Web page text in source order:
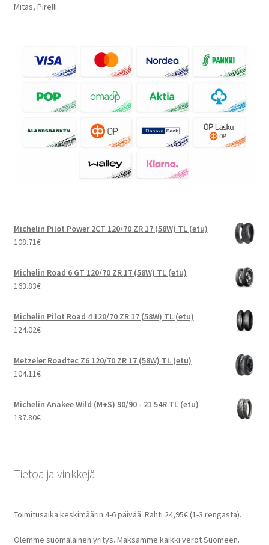
Mitas, Pirelli.
Michelin Pilot Power 2CT 120/70 ZR 17 (58W) TL (etu)
108.71€
Michelin Road 6 GT 120/70 ZR 17 (58W) TL (etu)
163.83€
Michelin Pilot Road 4 120/70 ZR 17 (58W) TL (etu)
124.02€
Metzeler Roadtec Z6 120/70 ZR 17 (58W) TL (etu)
104.11€
Michelin Anakee Wild (M+S) 90/90 - 21 54R TL (etu)
137.80€
Tietoa ja vinkkejä
Toimitusaika keskimäärin 4-6 päivää. Rahti 24,95€ (1-3 rengasta).
Olemme suomalainen yritys. Maksamme kaikki verot Suomeen.